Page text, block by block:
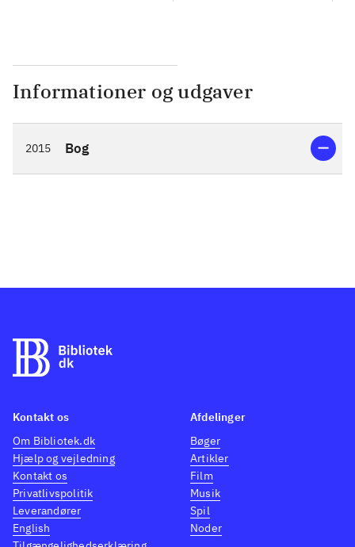
Informationer og udgaver
2015 Bog
Kontakt os
Om Bibliotek.dk
Hjælp og vejledning
Kontakt os
Privatlivspolitik
Leverandører
English
Afdelinger
Bøger
Artikler
Film
Musik
Spil
Noder